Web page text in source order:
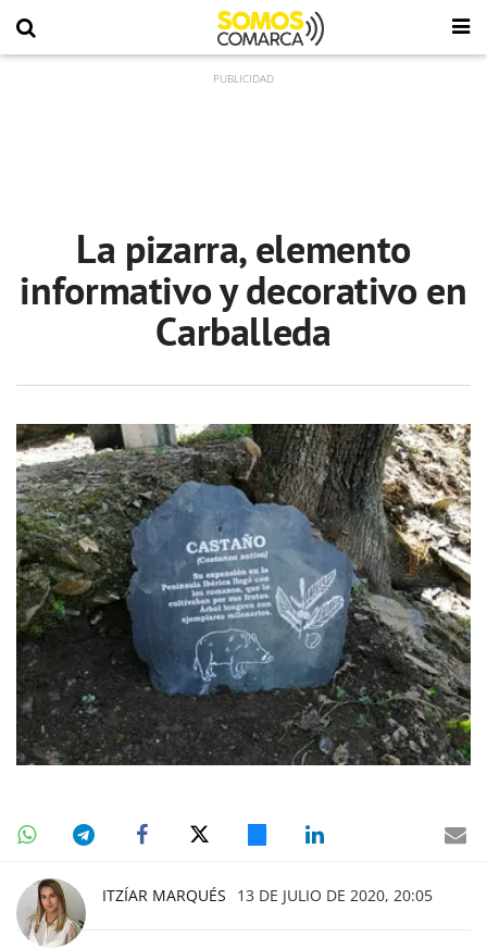
La pizarra, elemento
informativo y decorativo en
Carballeda
ITZÍAR MARQUÉS 13 DE JULIO DE 2020, 20:05